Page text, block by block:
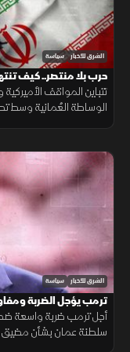
الشرق للأخبار سياسة
حرب بلا منتصر.. كيف
تتباين المواقف
الوساطة العُمانية وسط
الشرق للأخبار سياسة
ترمب يؤجل الضربة
أجل ترمب ضربة واسعة ضد
سلطنة عمان بشأن مضيق